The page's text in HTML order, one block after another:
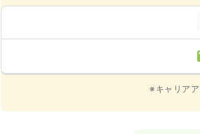
※キャリア